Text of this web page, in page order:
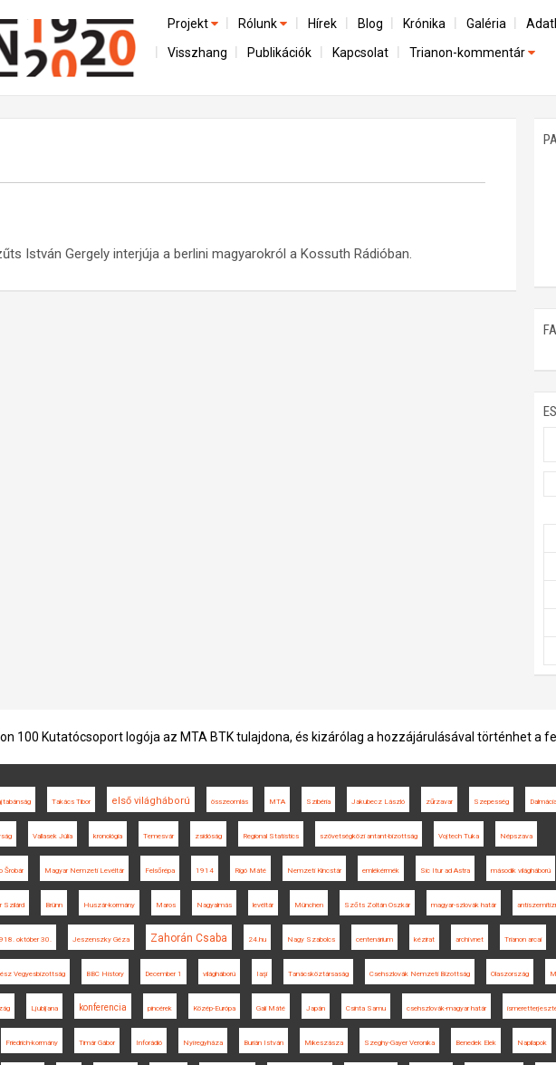
Projekt
Előzmények
Az összeomlás és a magyar társadalom
Utókor és emlékezet
Rólunk
A kutatócsoport működéséről
Hírek Blog Krónika Galéria
Visszhang Publikációk Kapcsolat Trianon-kommentár
István Gergely interjúja a berlini magyarokról a Kossuth Rádióban.
100 Kutatócsoport logója az MTA BTK tulajdona, és kizárólag a hozzájárulásával történhet a
Takács Tibor első világháború összeomlás MTA Szibéria Jakubecz László zűrzavar Szepesség Dalmácia
Vallasek Júlia kronológia Temesvár zsidóság Regional Statistics szövetségközi antant-bizottság Vojtech Tuka Népszava
Šrobár Magyar Nemzeti Levéltár Felsőrépa 1914 Rigó Máté Nemzeti Kincstár emlékérmék Sic Itur ad Astra második világháború
Szilárd Brünn Huszár-kormány Maros Nagyalmás levéltár München Szőts Zoltán Oszkár magyar-szlovák határ
október 30. Jeszenszky Géza Zahorán Csaba 24.hu Nagy Szabolcs centenárium kézirat archívnet Trianon arcai
Vegyesbizottság BBC History December 1 világháború Iaşi Tanácsköztársaság Csehszlovák Nemzeti Bizottság Olaszország
Ljubljana konferencia pincérek Közép-Európa Gali Máté Japán Csinta Samu csehszlovák-magyar határ
Friedrich-kormány Timár Gábor Inforádió Nyíregyháza Burián István Mikeszásza Szeghy-Gayer Veronika Benedek Elek Napilapok